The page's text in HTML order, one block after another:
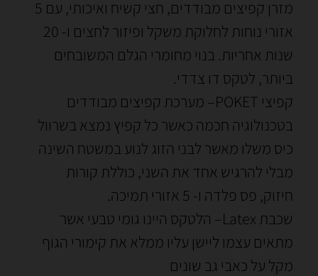
מזרן קפיצים מבודדים, חצי קשיח ואיכותי, עם 5
אזורי נוחות לחלוקת משקל ופיזור לחצים ו- 20
שנות אחריות. בנוי מחומרי הגלם המשובחים
ביותר, לטקס דו צדדי.
קפיצי POKET– מערכת קפיצים מבודדים
בטכנולוגיה חכמה כאשר כל קפיץ נמצא בשרוול
כיס משלו מאשר לבני הזוג לנוע במשטח השינה
מבלי להרגיש אחד את השני, כוללת קורות
חיזוק, פס פלדה ו- 5 אזורי תמיכה.
שכבת Latex– הלטקס היינו גומי טבעי אשר
מתאים עצמו ליישן עליו ממלא את קימורי הגוף
מקל על כאבי גב שונים